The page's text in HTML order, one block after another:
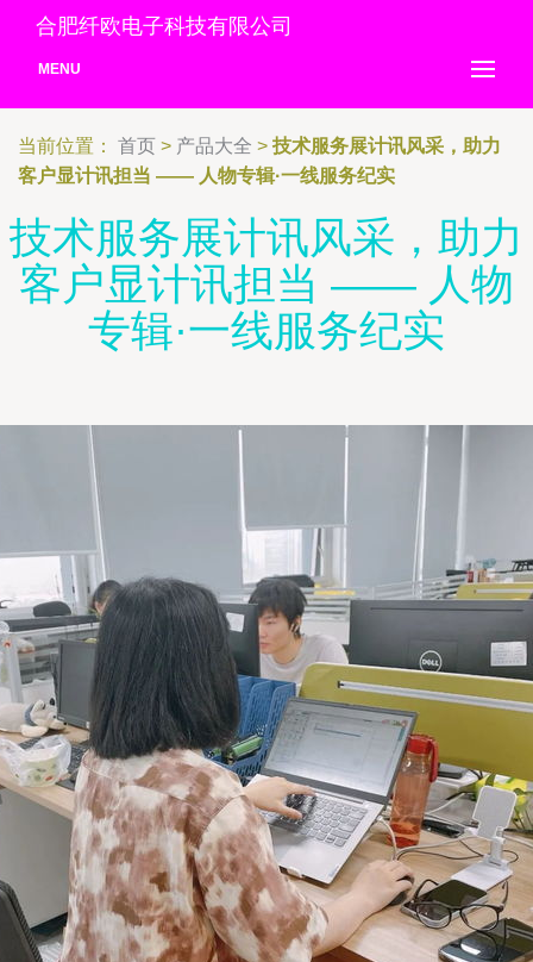
合肥纤欧电子科技有限公司
MENU
当前位置： 首页 > 产品大全 > 技术服务展计讯风采，助力
客户显计讯担当 —— 人物专辑·一线服务纪实
技术服务展计讯风采，助力
客户显计讯担当 —— 人物
专辑·一线服务纪实